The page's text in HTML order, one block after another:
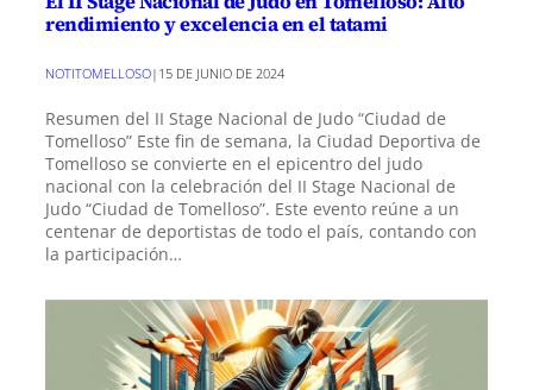
rendimiento y excelencia en el tatami
NOTITOMELLOSO| 15 DE JUNIO DE 2024
Resumen del II Stage Nacional de Judo “Ciudad de
Tomelloso” Este fin de semana, la Ciudad Deportiva de
Tomelloso se convierte en el epicentro del judo
nacional con la celebración del II Stage Nacional de
Judo “Ciudad de Tomelloso”. Este evento reúne a un
centenar de deportistas de todo el país, contando con
la participación…